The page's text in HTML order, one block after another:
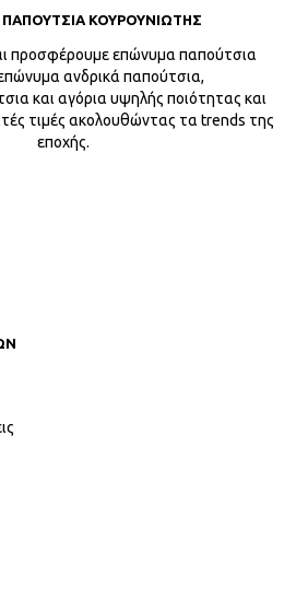
ΚΟΥΡΟΥΝΙΩΤΗΣ
προσφέρουμε επώνυμα παπούτσια
ανδρικά παπούτσια,
και αγόρια υψηλής ποιότητας και
τιμές ακολουθώντας τα trends της
εποχής.